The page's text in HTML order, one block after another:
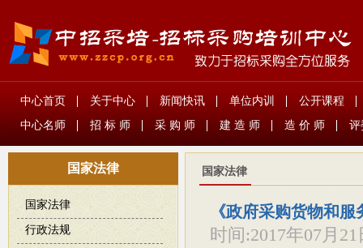
中心首页 关于中心 新闻快讯 单位内训
公开课程
中心名师
招 标 师 采 购 师 建 造 师 造 价 师 评
国家法律
国家法律
行政法规
国家法律
《政府采购货物和
时间:2017年07月21